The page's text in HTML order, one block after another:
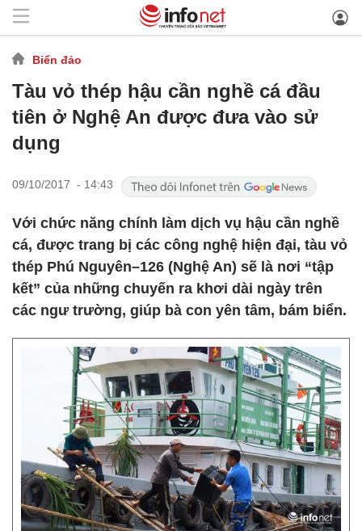
Biển đảo
Tàu vỏ thép hậu cần nghề cá đầu
tiên ở Nghệ An được đưa vào sử
dụng
09/10/2017 - 14:43
​Với chức năng chính làm dịch vụ hậu cần nghề
cá, được trang bị các công nghệ hiện đại, tàu vỏ
thép Phú Nguyên–126 (Nghệ An) sẽ là nơi “tập
kết” của những chuyến ra khơi dài ngày trên
các ngư trường, giúp bà con yên tâm, bám biển.